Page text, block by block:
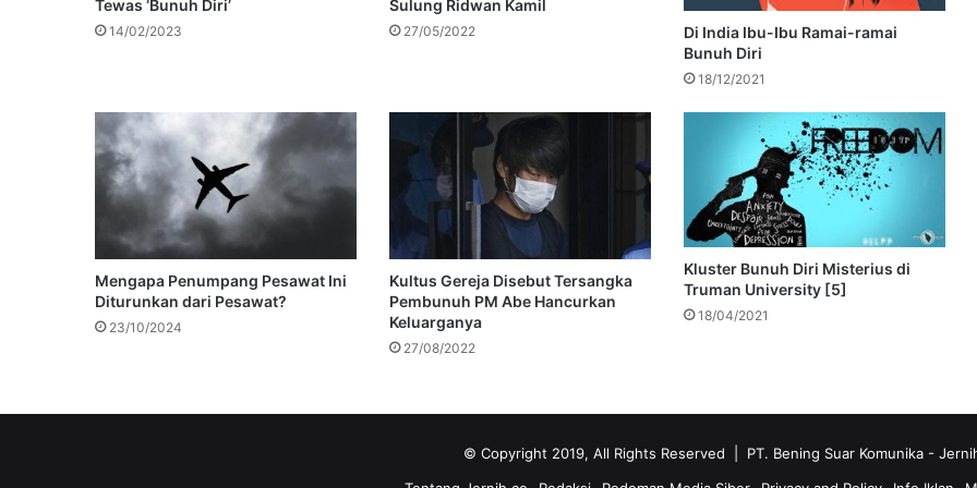
Tewas ‘Bunuh Diri’
14/02/2023
Sulung Ridwan Kamil
27/05/2022
Di India Ibu-Ibu Ramai-ramai
Bunuh Diri
18/12/2021
Mengapa Penumpang Pesawat Ini
Diturunkan dari Pesawat?
23/10/2024
Kultus Gereja Disebut Tersangka
Pembunuh PM Abe Hancurkan
Keluarganya
27/08/2022
Kluster Bunuh Diri Misterius di
Truman University [5]
18/04/2021
© Copyright 2019, All Rights Reserved | PT. Bening Suar Komunika -